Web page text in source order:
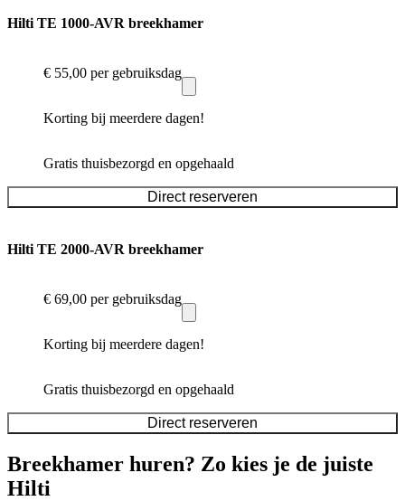
Hilti TE 1000-AVR breekhamer
€ 55,00 per gebruiksdag
Korting bij meerdere dagen!
Gratis thuisbezorgd en opgehaald
Direct reserveren
Hilti TE 2000-AVR breekhamer
€ 69,00 per gebruiksdag
Korting bij meerdere dagen!
Gratis thuisbezorgd en opgehaald
Direct reserveren
Breekhamer huren? Zo kies je de juiste
Hilti